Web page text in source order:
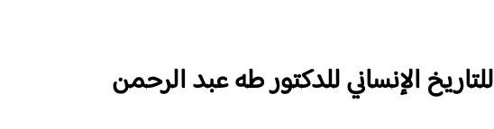
الإنساني للدكتور طه عبد الرحمن